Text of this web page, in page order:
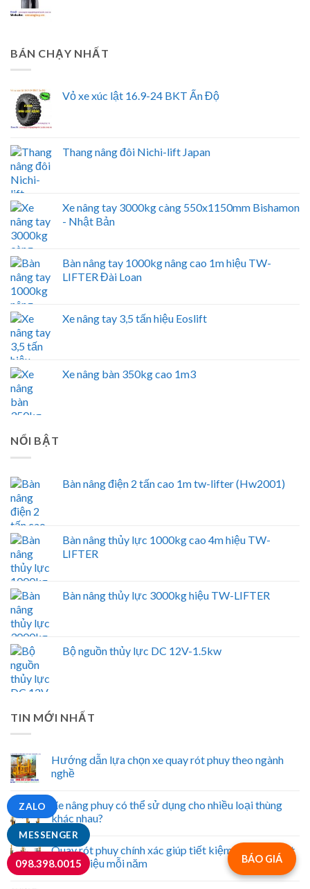
MESSENGER
ZALO
098.398.0015
BÁN CHẠY NHẤT
Vỏ xe xúc lật 16.9-24 BKT Ấn Độ
Thang nâng đôi Nichi-lift Japan
Xe nâng tay 3000kg càng 550x1150mm Bishamon
- Nhật Bản
Bàn nâng tay 1000kg nâng cao 1m hiệu TW-
LIFTER Đài Loan
Xe nâng tay 3,5 tấn hiệu Eoslift
Xe nâng bàn 350kg cao 1m3
NỔI BẬT
Bàn nâng điện 2 tấn cao 1m tw-lifter (Hw2001)
Bàn nâng thủy lực 1000kg cao 4m hiệu TW-
LIFTER
Bàn nâng thủy lực 3000kg hiệu TW-LIFTER
Bộ nguồn thủy lực DC 12V-1.5kw
TIN MỚI NHẤT
Hướng dẫn lựa chọn xe quay rót phuy theo ngành
nghề
Xe nâng phuy có thể sử dụng cho nhiều loại thùng
khác nhau?
Quay rót phuy chính xác giúp tiết kiệm hàng trăm lít
nguyên liệu mỗi năm
BÁO GIÁ